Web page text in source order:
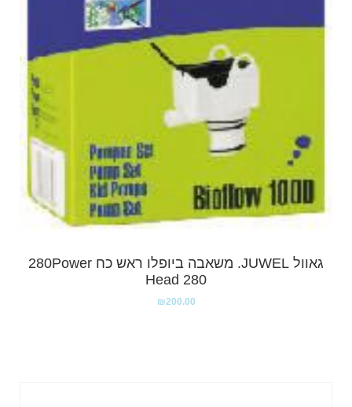
גאוול JUWEL. משאבה ביופלו ראש כח 280Power
Head 280
₪200.00